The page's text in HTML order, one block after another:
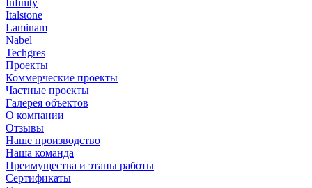
Infinity
Italstone
Laminam
Nabel
Techgres
Проекты
Коммерческие проекты
Частные проекты
Галерея объектов
О компании
Отзывы
Наше производство
Наша команда
Преимущества и этапы работы
Сертификаты